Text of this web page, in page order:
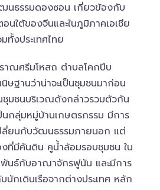
นธรรมดองซอน เกี่ยวข้องกับ
ใต้ของจีนและในภูมิภาคเอเชีย
ทั้งประเทศไทย
าณศรีมโหสถ ตำบลโคกปีบ
ษฐานว่าน่าจะเป็นชุมชนมาก่อน
ชุมชนบริเวณดังกล่าวรวมตัวกัน
นกลุ่มหมู่บ้านเกษตรกรรม มีการ
ลี่ยนกับวัฒนธรรมภายนอก แต่
งที่มีคันดิน คูน้ำล้อมรอบชุมชน ใน
พันธ์กับอาณาจักรฟูนัน และมีการ
กเดินเรือจากต่างประเทศ หลัก